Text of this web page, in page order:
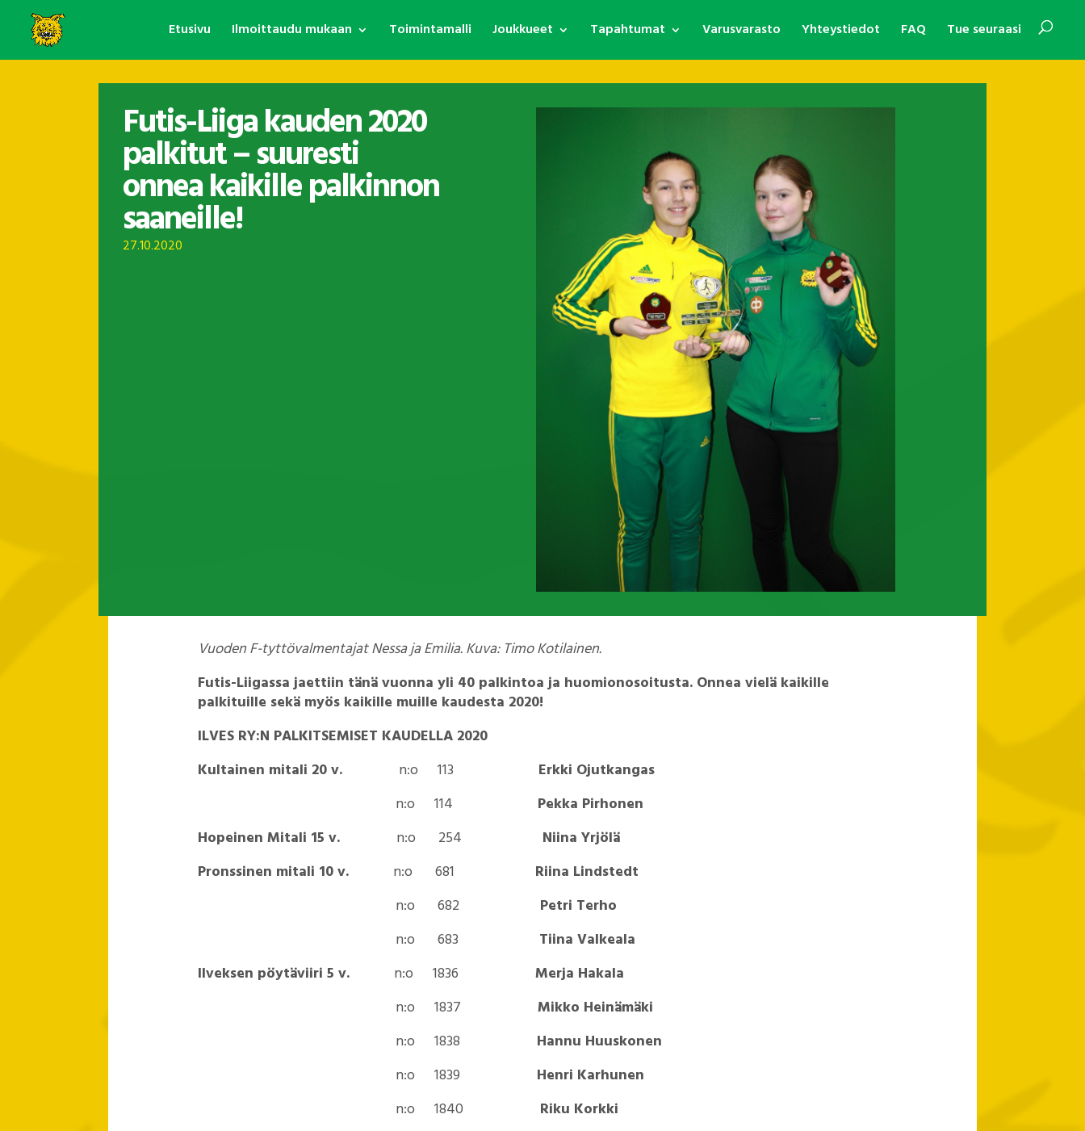
Etusivu Ilmoittaudu mukaan Toimintamalli Joukkueet Tapahtumat Varusvarasto Yhteystiedot FAQ Tue seuraasi
Futis-Liiga kauden 2020
palkitut – suuresti
onnea kaikille palkinnon
saaneille!
27.10.2020
Vuoden F-tyttövalmentajat Nessa ja Emilia. Kuva: Timo Kotilainen.
Futis-Liigassa jaettiin tänä vuonna yli 40 palkintoa ja huomionosoitusta. Onnea vielä kaikille
palkituille sekä myös kaikille muille kaudesta 2020!
ILVES RY:N PALKITSEMISET KAUDELLA 2020
Kultainen mitali 20 v. n:o 113 Erkki Ojutkangas
n:o 114 Pekka Pirhonen
Hopeinen Mitali 15 v. n:o 254 Niina Yrjölä
Pronssinen mitali 10 v. n:o 681 Riina Lindstedt
n:o 682 Petri Terho
n:o 683 Tiina Valkeala
Ilveksen pöytäviiri 5 v. n:o 1836 Merja Hakala
n:o 1837 Mikko Heinämäki
n:o 1838 Hannu Huuskonen
n:o 1839 Henri Karhunen
n:o 1840 Riku Korkki